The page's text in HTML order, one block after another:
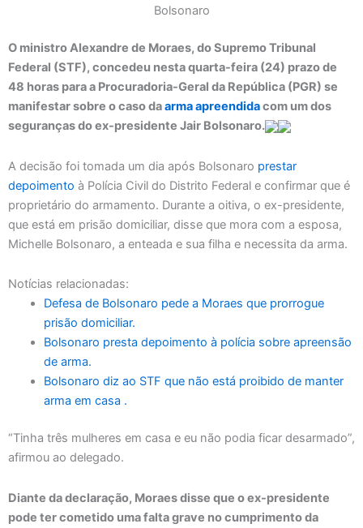
Bolsonaro
O ministro Alexandre de Moraes, do Supremo Tribunal
Federal (STF), concedeu nesta quarta-feira (24) prazo de
48 horas para a Procuradoria-Geral da República (PGR) se
manifestar sobre o caso daarma apreendidacom um dos
seguranças do ex-presidente Jair Bolsonaro.
A decisão foi tomada um dia após Bolsonaro prestar
depoimento à Polícia Civil do Distrito Federal e confirmar que é
proprietário do armamento. Durante a oitiva, o ex-presidente,
que está em prisão domiciliar, disse que mora com a esposa,
Michelle Bolsonaro, a enteada e sua filha e necessita da arma.
Notícias relacionadas:
Defesa de Bolsonaro pede a Moraes que prorrogue
prisão domiciliar.
Bolsonaro presta depoimento à polícia sobre apreensão
de arma.
Bolsonaro diz ao STF que não está proibido de manter
arma em casa .
“Tinha três mulheres em casa e eu não podia ficar desarmado”,
afirmou ao delegado.
Diante da declaração, Moraes disse que o ex-presidente
pode ter cometido uma falta grave no cumprimento da